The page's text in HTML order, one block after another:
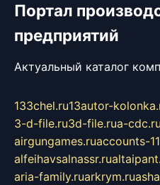
Портал
предприятий
Актуальный каталог
133chel.ru13autor-
3-d-file.ru3d-file.rua-cdc.ru
airgungames.ruaccounts-
alfeihavsalnassr.ru
aria-family.ruarkrym.ru